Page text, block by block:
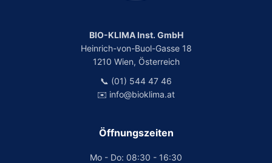
BIO-KLIMA Inst. GmbH
Heinrich-von-Buol-Gasse 18
1210 Wien, Österreich
📞 (01) 544 47 46
✉️ info@bioklima.at
Öffnungszeiten
Mo - Do: 08:30 - 16:30